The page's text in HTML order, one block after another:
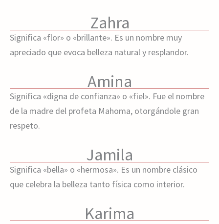
Zahra
Significa «flor» o «brillante». Es un nombre muy
apreciado que evoca belleza natural y resplandor.
Amina
Significa «digna de confianza» o «fiel». Fue el nombre
de la madre del profeta Mahoma, otorgándole gran
respeto.
Jamila
Significa «bella» o «hermosa». Es un nombre clásico
que celebra la belleza tanto física como interior.
Karima